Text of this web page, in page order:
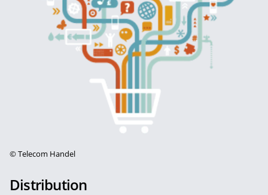
©Telecom Handel
Distribution